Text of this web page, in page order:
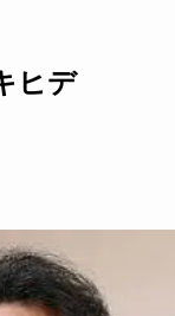
ヒデ